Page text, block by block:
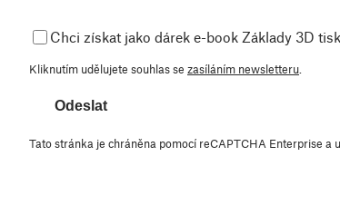
Chci získat jako dárek e-book Základy 3D
Kliknutím udělujete souhlas se zasíláním newsletteru
Odeslat
Tato stránka je chráněna pomocí reCAPTCHA Enterprise a